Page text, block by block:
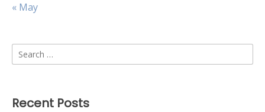
« May
Search
for:
Recent Posts